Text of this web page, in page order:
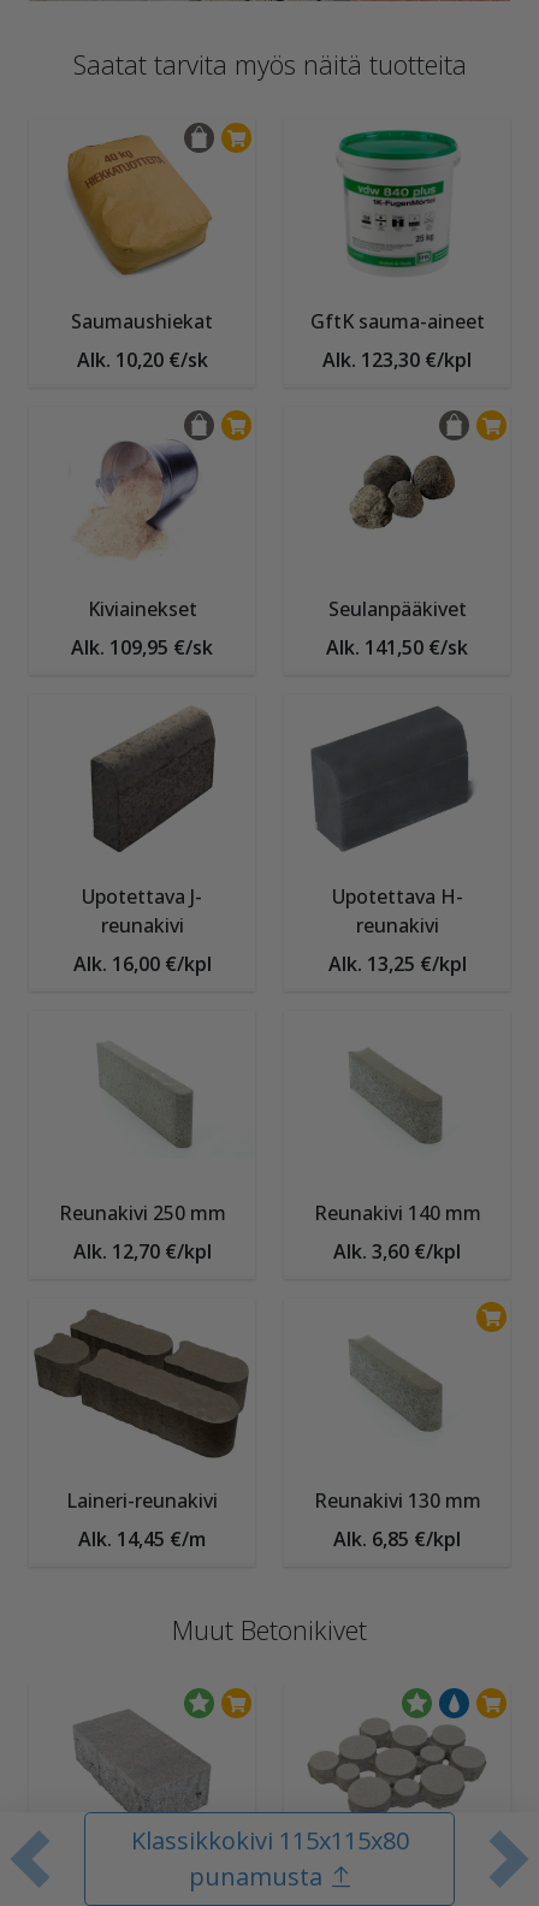
Edellinen tuote
Klassikkokivi 115x115x80
punamusta
Saatat tarvita myös näitä tuotteita
Saumaushiekat
Alk. 10,20 €/sk
GftK sauma-aineet
Alk. 123,30 €/kpl
Kiviainekset
Alk. 109,95 €/sk
Seulanpääkivet
Alk. 141,50 €/sk
Upotettava J-
reunakivi
Alk. 16,00 €/kpl
Upotettava H-
reunakivi
Alk. 13,25 €/kpl
Reunakivi 250 mm
Alk. 12,70 €/kpl
Reunakivi 140 mm
Alk. 3,60 €/kpl
Laineri-reunakivi
Alk. 14,45 €/m
Reunakivi 130 mm
Alk. 6,85 €/kpl
Muut Betonikivet
Piha Betonitiili Lumo-Gaala